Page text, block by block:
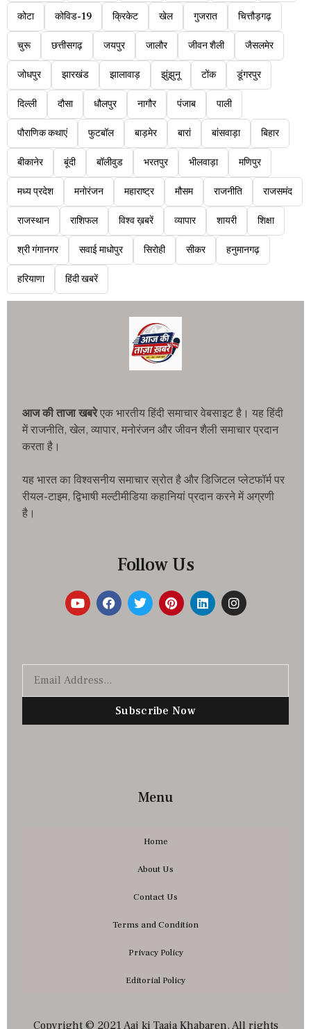
कोटा कोविड-19 क्रिकेट खेल गुजरात चित्तौड़गढ़
चुरू छत्तीसगढ़ जयपुर जालौर जीवन शैली जैसलमेर
जोधपुर झारखंड झालावाड़ झुंझुनू टोंक डूंगरपुर
दिल्ली दौसा धौलपुर नागौर पंजाब पाली
पौराणिक कथाएं फुटबॉल बाड़मेर बारां बांसवाड़ा बिहार
बीकानेर बूंदी बॉलीवुड भरतपुर भीलवाड़ा मणिपुर
मध्य प्रदेश मनोरंजन महाराष्ट्र मौसम राजनीति राजसमंद
राजस्थान राशिफल विश्व ख़बरें व्यापार शायरी शिक्षा
श्री गंगानगर सवाई माधोपुर सिरोही सीकर हनुमानगढ़
हरियाणा हिंदी खबरें
आज की ताजा खबरेएक भारतीय हिंदी समाचार वेबसाइट है। यह हिंदी
में राजनीति, खेल, व्यापार, मनोरंजन और जीवन शैली समाचार प्रदान
करता है।
यह भारत का विश्वसनीय समाचार स्रोत है और डिजिटल प्लेटफॉर्म पर
रीयल-टाइम, द्विभाषी मल्टीमीडिया कहानियां प्रदान करने में अग्रणी
है।
Follow Us
Subscribe Now
Menu
Home
About Us
Contact Us
Terms and Condition
Privacy Policy
Editorial Policy
Copyright © 2021 Aaj ki Taaja Khabaren. All rights